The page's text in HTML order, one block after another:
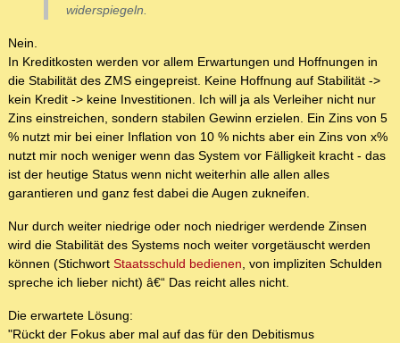
widerspiegeln.
Nein.
In Kreditkosten werden vor allem Erwartungen und Hoffnungen in
die Stabilität des ZMS eingepreist. Keine Hoffnung auf Stabilität ->
kein Kredit -> keine Investitionen. Ich will ja als Verleiher nicht nur
Zins einstreichen, sondern stabilen Gewinn erzielen. Ein Zins von 5
% nutzt mir bei einer Inflation von 10 % nichts aber ein Zins von x%
nutzt mir noch weniger wenn das System vor Fälligkeit kracht - das
ist der heutige Status wenn nicht weiterhin alle allen alles
garantieren und ganz fest dabei die Augen zukneifen.
Nur durch weiter niedrige oder noch niedriger werdende Zinsen
wird die Stabilität des Systems noch weiter vorgetäuscht werden
können (Stichwort Staatsschuld bedienen, von impliziten Schulden
spreche ich lieber nicht) â€“ Das reicht alles nicht.
Die erwartete Lösung:
"Rückt der Fokus aber mal auf das für den Debitismus